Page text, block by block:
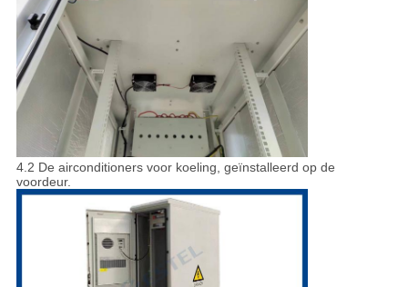
4.2 De airconditioners voor koeling, geïnstalleerd op de
voordeur.